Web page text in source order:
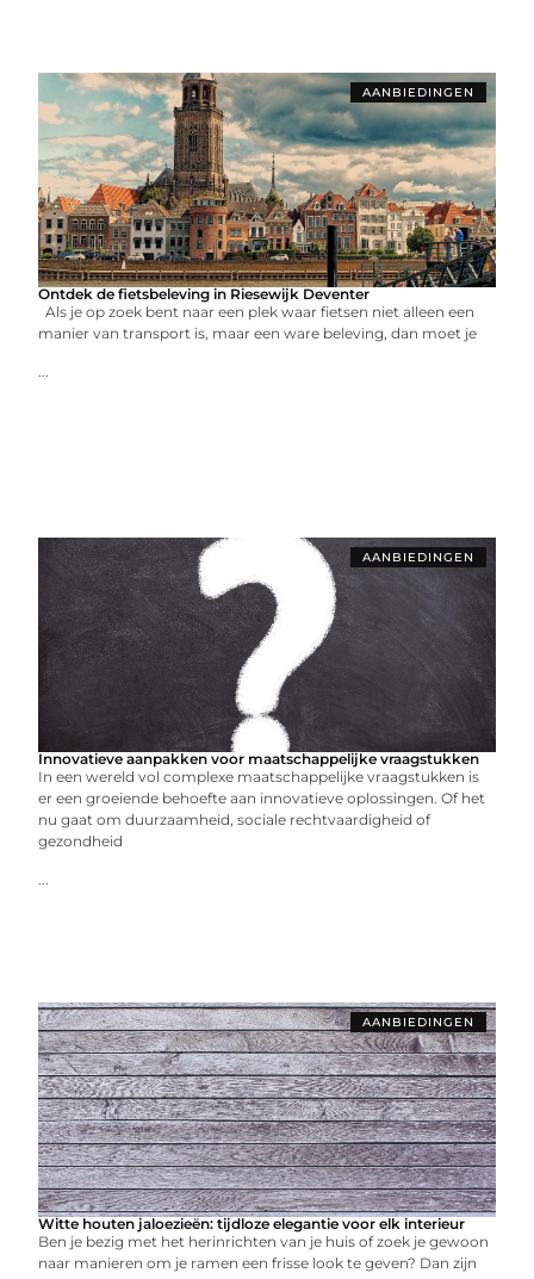
AANBIEDINGEN
Ontdek de fietsbeleving in Riesewijk Deventer
Als je op zoek bent naar een plek waar fietsen niet alleen een
manier van transport is, maar een ware beleving, dan moet je
...
AANBIEDINGEN
Innovatieve aanpakken voor maatschappelijke vraagstukken
In een wereld vol complexe maatschappelijke vraagstukken is
er een groeiende behoefte aan innovatieve oplossingen. Of het
nu gaat om duurzaamheid, sociale rechtvaardigheid of
gezondheid
...
AANBIEDINGEN
Witte houten jaloezieën: tijdloze elegantie voor elk interieur
Ben je bezig met het herinrichten van je huis of zoek je gewoon
naar manieren om je ramen een frisse look te geven? Dan zijn